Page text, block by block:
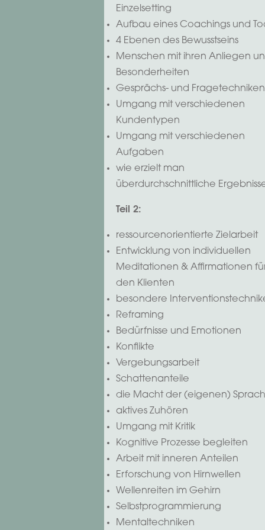
Einzelsetting
Aufbau eines Coachings und
4 Ebenen des Bewusstseins
Menschen mit ihren Anliegen
Besonderheiten
Gesprächs- und Fragetechniken
Umgang mit verschiedenen
Kundentypen
Umgang mit verschiedenen
Aufgaben
wie erzielt man
überdurchschnittliche
Teil 2:
ressourcenorientierte Zielarbeit
Entwicklung von individuellen
Meditationen & Affirmationen
den Klienten
besondere
Reframing
Bedürfnisse und Emotionen
Konflikte
Vergebungsarbeit
Schattenanteile
die Macht der (eigenen)
aktives Zuhören
Umgang mit Kritik
Kognitive Prozesse begleiten
Arbeit mit inneren Anteilen
Erforschung von Hirnwellen
Wellenreiten im Gehirn
Selbstprogrammierung
Mentaltechniken